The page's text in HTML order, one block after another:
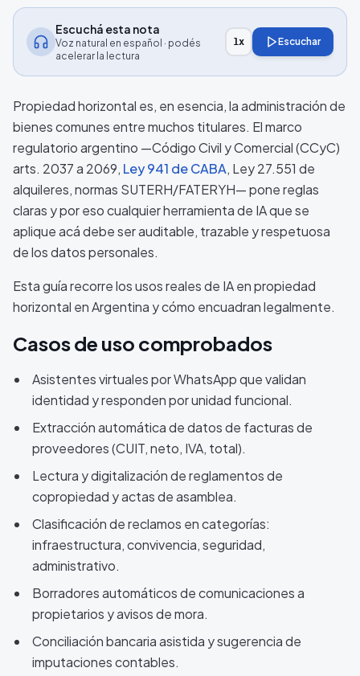
Escuchá esta nota
Voz natural en español · podés
acelerar la lectura
1x Escuchar
Propiedad horizontal es, en esencia, la administración de
bienes comunes entre muchos titulares. El marco
regulatorio argentino —Código Civil y Comercial (CCyC)
arts. 2037 a 2069, Ley 941 de CABA, Ley 27.551 de
alquileres, normas SUTERH/FATERYH— pone reglas
claras y por eso cualquier herramienta de IA que se
aplique acá debe ser auditable, trazable y respetuosa
de los datos personales.
Esta guía recorre los usos reales de IA en propiedad
horizontal en Argentina y cómo encuadran legalmente.
Casos de uso comprobados
Asistentes virtuales por WhatsApp que validan
identidad y responden por unidad funcional.
Extracción automática de datos de facturas de
proveedores (CUIT, neto, IVA, total).
Lectura y digitalización de reglamentos de
copropiedad y actas de asamblea.
Clasificación de reclamos en categorías:
infraestructura, convivencia, seguridad,
administrativo.
Borradores automáticos de comunicaciones a
propietarios y avisos de mora.
Conciliación bancaria asistida y sugerencia de
imputaciones contables.